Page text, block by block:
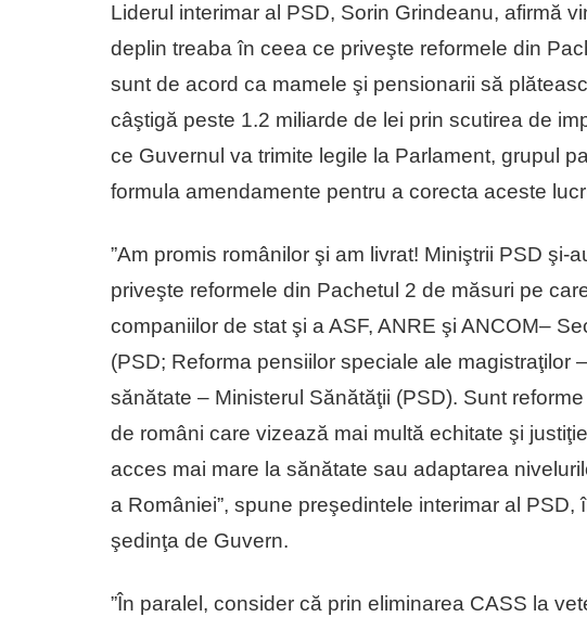
Liderul interimar al PSD, Sorin Grindeanu, afirmă
deplin treaba în ceea ce priveşte reformele din
sunt de acord ca mamele şi pensionarii să
câştigă peste 1.2 miliarde de lei prin scutirea de
ce Guvernul va trimite legile la Parlament, grupul
formula amendamente pentru a corecta aceste
”Am promis românilor şi am livrat! Miniştrii PSD şi-
priveşte reformele din Pachetul 2 de măsuri pe
companiilor de stat şi a ASF, ANRE şi ANCOM–
(PSD; Reforma pensiilor speciale ale magistraţilor
sănătate – Ministerul Sănătăţii (PSD). Sunt
de români care vizează mai multă echitate şi
acces mai mare la sănătate sau adaptarea
a României”, spune preşedintele interimar al
şedinţa de Guvern.
”În paralel, consider că prin eliminarea CASS la